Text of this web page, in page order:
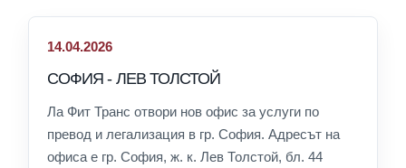
14.04.2026
СОФИЯ - ЛЕВ ТОЛСТОЙ
Ла Фит Транс отвори нов офис за услуги по
превод и легализация в гр. София. Адресът на
офиса е гр. София, ж. к. Лев Толстой, бл. 44